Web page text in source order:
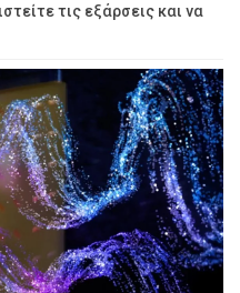
τις εξάρσεις και να